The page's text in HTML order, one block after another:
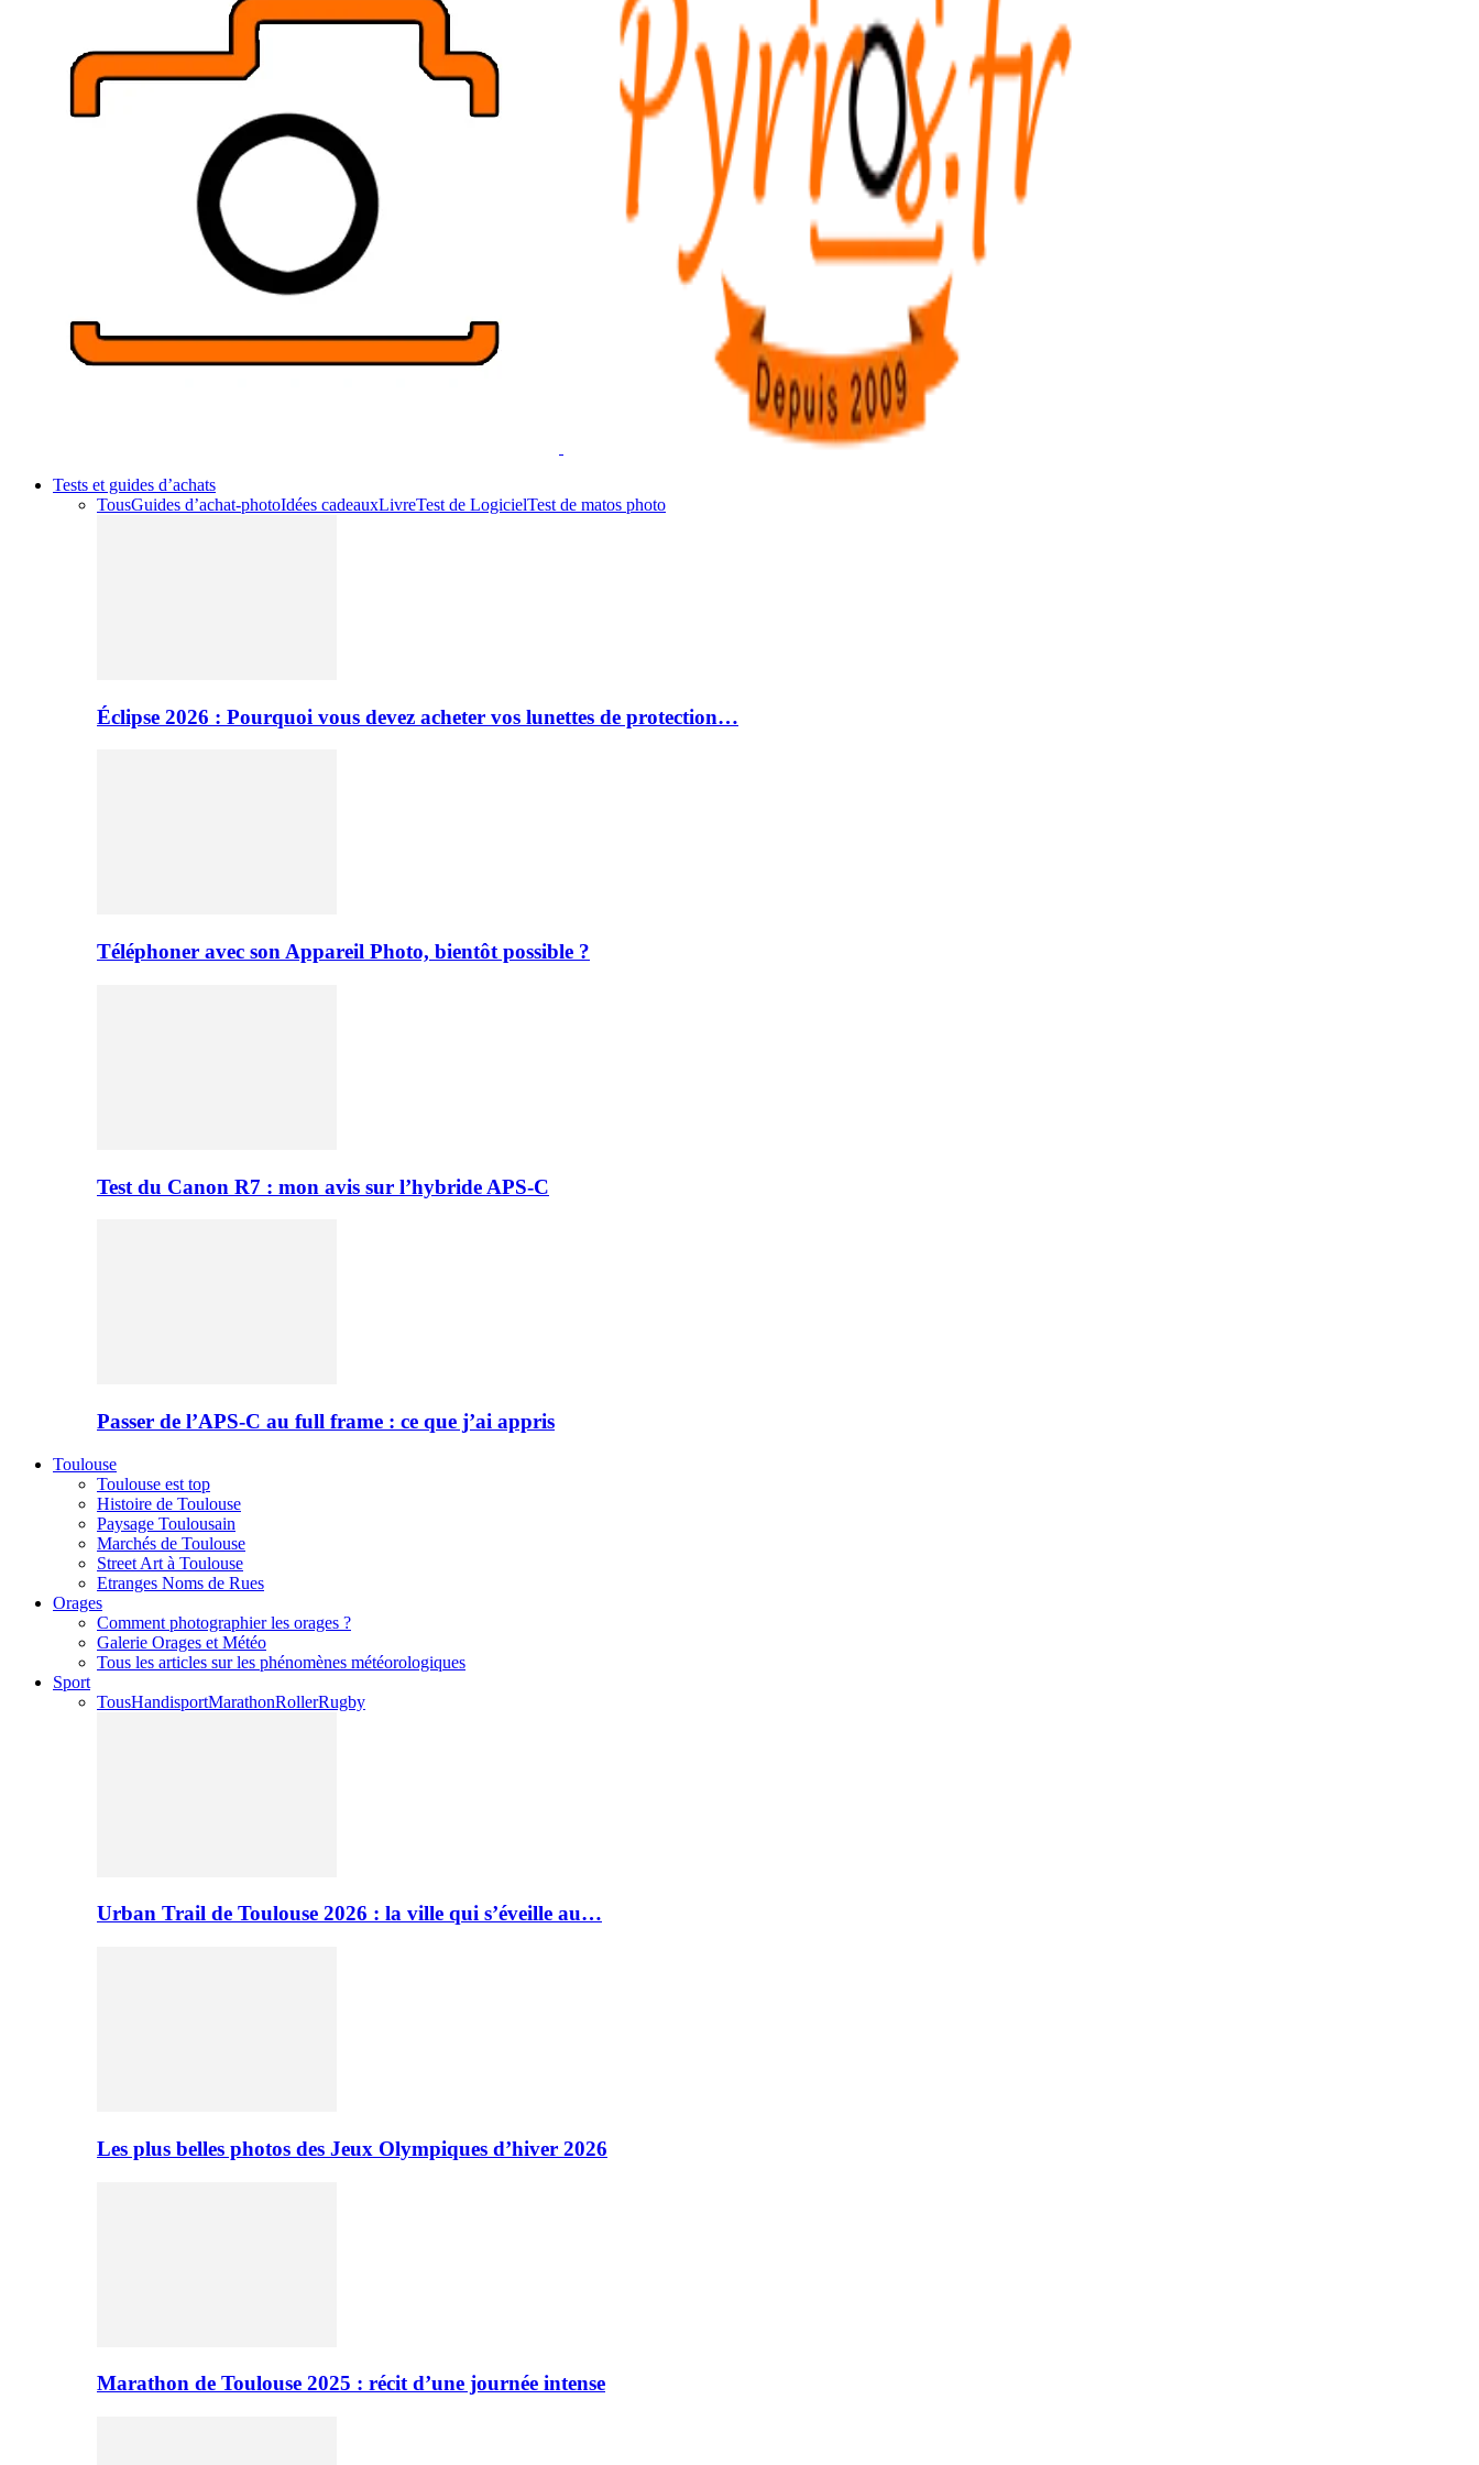
Tests et guides d’achats
TousGuides d’achat-photoIdées cadeauxLivreTest de LogicielTest de matos photo
Éclipse 2026 : Pourquoi vous devez acheter vos lunettes de protection…
Téléphoner avec son Appareil Photo, bientôt possible ?
Test du Canon R7 : mon avis sur l’hybride APS-C
Passer de l’APS-C au full frame : ce que j’ai appris
Toulouse
Toulouse est top
Histoire de Toulouse
Paysage Toulousain
Marchés de Toulouse
Street Art à Toulouse
Etranges Noms de Rues
Orages
Comment photographier les orages ?
Galerie Orages et Météo
Tous les articles sur les phénomènes météorologiques
Sport
TousHandisportMarathonRollerRugby
Urban Trail de Toulouse 2026 : la ville qui s’éveille au…
Les plus belles photos des Jeux Olympiques d’hiver 2026
Marathon de Toulouse 2025 : récit d’une journée intense